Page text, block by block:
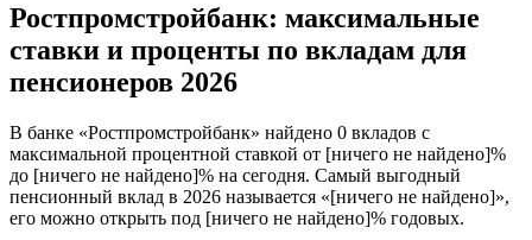
Ростпромстройбанк: максимальные
ставки и проценты по вкладам для
пенсионеров 2026
В банке «Ростпромстройбанк» найдено 0 вкладов с
максимальной процентной ставкой от [ничего не найдено]%
до [ничего не найдено]% на сегодня. Самый выгодный
пенсионный вклад в 2026 называется «[ничего не найдено]»,
его можно открыть под [ничего не найдено]% годовых.